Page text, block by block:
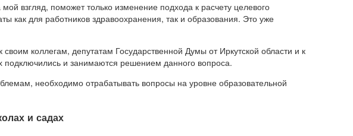
взгляд, поможет только изменение подхода к расчету целевого
как для работников здравоохранения, так и образования. Это уже
коллегам, депутатам Государственной Думы от Иркутской области и к
подключились и занимаются решением данного вопроса.
необходимо отрабатывать вопросы на уровне образовательной
и садах